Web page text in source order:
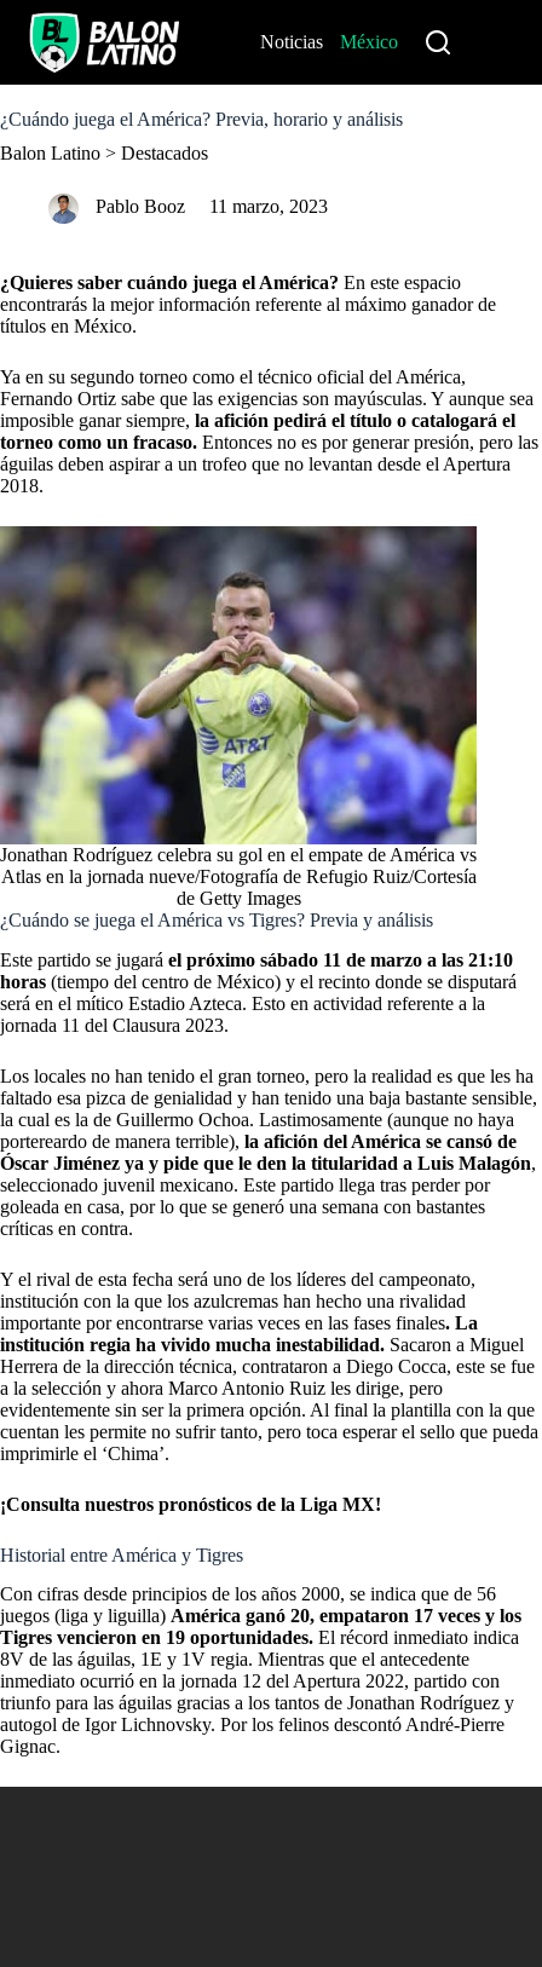
o
o
Noticias México
¿Cuándo juega el América? Previa, horario y análisis
Balon Latino > Destacados
Pablo Booz 11 marzo, 2023
¿Quieres saber cuándo juega el América? En este espacio
encontrarás la mejor información referente al máximo ganador de
títulos en México.
Ya en su segundo torneo como el técnico oficial del América,
Fernando Ortiz sabe que las exigencias son mayúsculas. Y aunque sea
imposible ganar siempre, la afición pedirá el título o catalogará el
torneo como un fracaso. Entonces no es por generar presión, pero las
águilas deben aspirar a un trofeo que no levantan desde el Apertura
2018.
Jonathan Rodríguez celebra su gol en el empate de América vs
Atlas en la jornada nueve/Fotografía de Refugio Ruiz/Cortesía
de Getty Images
¿Cuándo se juega el América vs Tigres? Previa y análisis
Este partido se jugará el próximo sábado 11 de marzo a las 21:10
horas (tiempo del centro de México) y el recinto donde se disputará
será en el mítico Estadio Azteca. Esto en actividad referente a la
jornada 11 del Clausura 2023.
Los locales no han tenido el gran torneo, pero la realidad es que les ha
faltado esa pizca de genialidad y han tenido una baja bastante sensible,
la cual es la de Guillermo Ochoa. Lastimosamente (aunque no haya
portereardo de manera terrible), la afición del América se cansó de
Óscar Jiménez ya y pide que le den la titularidad a Luis Malagón,
seleccionado juvenil mexicano. Este partido llega tras perder por
goleada en casa, por lo que se generó una semana con bastantes
críticas en contra.
Y el rival de esta fecha será uno de los líderes del campeonato,
institución con la que los azulcremas han hecho una rivalidad
importante por encontrarse varias veces en las fases finales. La
institución regia ha vivido mucha inestabilidad. Sacaron a Miguel
Herrera de la dirección técnica, contrataron a Diego Cocca, este se fue
a la selección y ahora Marco Antonio Ruiz les dirige, pero
evidentemente sin ser la primera opción. Al final la plantilla con la que
cuentan les permite no sufrir tanto, pero toca esperar el sello que pueda
imprimirle el ‘Chima’.
¡Consulta nuestros pronósticos de la Liga MX!
Historial entre América y Tigres
Con cifras desde principios de los años 2000, se indica que de 56
juegos (liga y liguilla) América ganó 20, empataron 17 veces y los
Tigres vencieron en 19 oportunidades. El récord inmediato indica
8V de las águilas, 1E y 1V regia. Mientras que el antecedente
inmediato ocurrió en la jornada 12 del Apertura 2022, partido con
triunfo para las águilas gracias a los tantos de Jonathan Rodríguez y
autogol de Igor Lichnovsky. Por los felinos descontó André-Pierre
Gignac.